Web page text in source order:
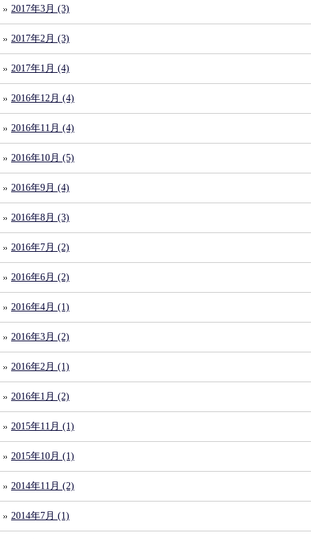
2017年3月 (3)
2017年2月 (3)
2017年1月 (4)
2016年12月 (4)
2016年11月 (4)
2016年10月 (5)
2016年9月 (4)
2016年8月 (3)
2016年7月 (2)
2016年6月 (2)
2016年4月 (1)
2016年3月 (2)
2016年2月 (1)
2016年1月 (2)
2015年11月 (1)
2015年10月 (1)
2014年11月 (2)
2014年7月 (1)